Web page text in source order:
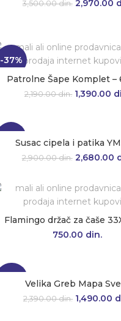
3,500.00din. 2,970.00
-37%
Patrolne Šape Komplet –
2,190.00din. 1,390.00
-8%Susac cipela i patika
2,900.00din. 2,680.00
Flamingo držač za čaše
750.00 din.
Velika Greb Mapa
2,390.00din. 1,490.00